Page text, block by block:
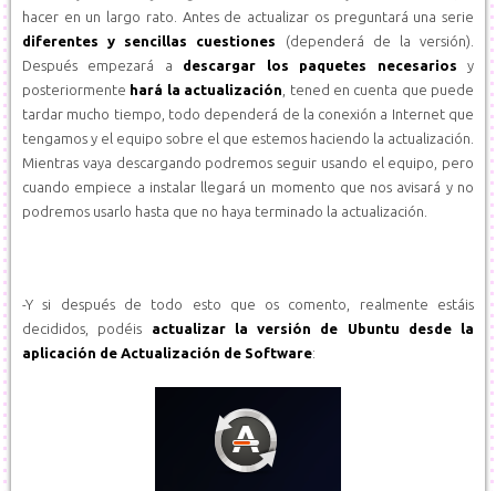
hacer en un largo rato. Antes de actualizar os preguntará una serie
diferentes y sencillas cuestiones
(dependerá de la versión).
Después empezará a descargar los paquetes necesarios y
posteriormente hará la actualización , tened en cuenta que puede
tardar mucho tiempo, todo dependerá de la conexión a Internet que
tengamos y el equipo sobre el que estemos haciendo la actualización.
Mientras vaya descargando podremos seguir usando el equipo, pero
cuando empiece a instalar llegará un momento que nos avisará y no
podremos usarlo hasta que no haya terminado la actualización.
-Y si después de todo esto que os comento, realmente estáis
decididos, podéis
actualizar la versión de Ubuntu desde la
aplicación de Actualización de Software: